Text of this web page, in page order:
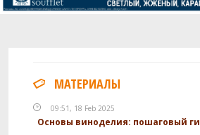
МАТЕРИАЛЫ
09:51, 18 Feb 2025
Основы виноделия: пошаговый